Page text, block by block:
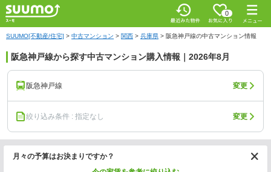
0
SUUMO[不動産/住宅] > 中古マンション > 関西 > 兵庫県 > 阪急神戸線の中古マンション情報
阪急神戸線から探す中古マンション購入情報｜2026年8月
阪急神戸線 変更
絞り込み条件 : 指定なし 変更
月々の予算はお決まりですか？